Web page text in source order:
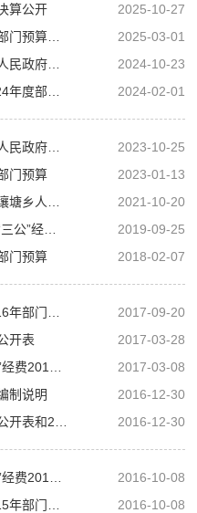
算公开
2025-10-27
2025-03-01
2024-10-23
2024-02-01
2023-10-25
门预算
2023-01-13
2021-10-20
2019-09-25
门预算
2018-02-07
2017-09-20
开表
2017-03-28
2017-03-08
制说明
2016-12-30
2016-12-30
2016-10-08
2016-10-08